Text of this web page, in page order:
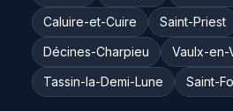
Caluire-et-Cuire
Saint-Priest
Décines-Charpieu
Vaulx-en-
Tassin-la-Demi-Lune
Saint-